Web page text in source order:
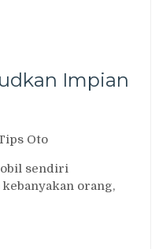
Impian
Oto
sendiri
orang,